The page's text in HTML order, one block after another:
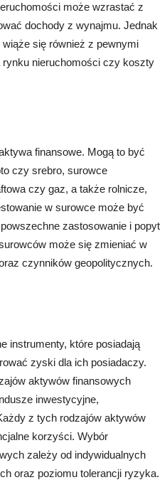
może wzrastać z
dochody z wynajmu. Jednak
się również z pewnymi
nieruchomości czy koszty
finansowe. Mogą to być
czy srebro, surowce
czy gaz, a także rolnicze,
w surowce może być
zastosowanie i popyt
może się zmieniać w
czynników geopolitycznych.
instrumenty, które posiadają
zyski dla ich posiadaczy.
aktywów finansowych
inwestycyjne,
z tych rodzajów aktywów
korzyści. Wybór
zależy od indywidualnych
oraz poziomu tolerancji ryzyka.